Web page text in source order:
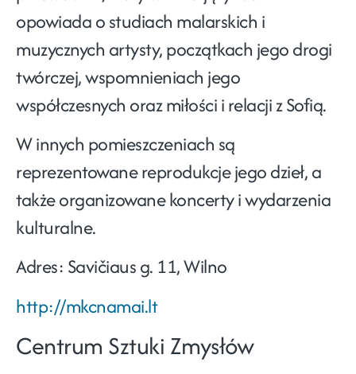
opowiada o studiach malarskich i
muzycznych artysty, początkach jego drogi
twórczej, wspomnieniach jego
współczesnych oraz miłości i relacji z Sofią.
W innych pomieszczeniach są
reprezentowane reprodukcje jego dzieł, a
także organizowane koncerty i wydarzenia
kulturalne.
Adres: Savičiaus g. 11, Wilno
http://mkcnamai.lt
Centrum Sztuki Zmysłów